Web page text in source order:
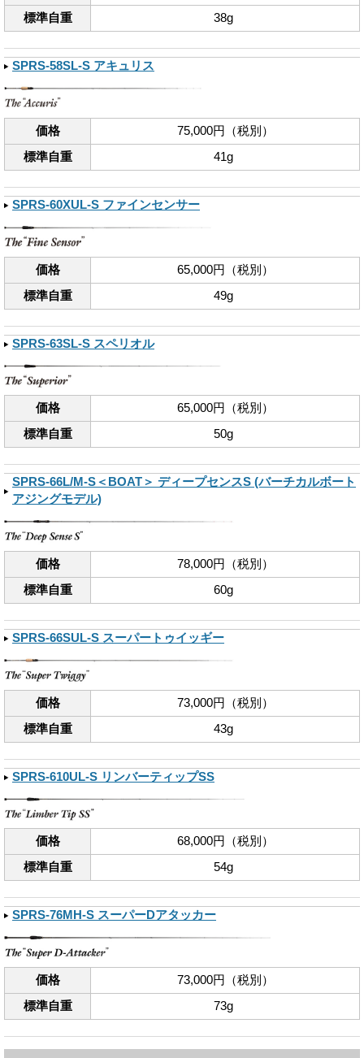
標準自重
38g
SPRS-58SL-S アキュリス
価格
75,000円（税別）
標準自重
41g
SPRS-60XUL-S ファインセンサー
価格
65,000円（税別）
標準自重
49g
SPRS-63SL-S スペリオル
価格
65,000円（税別）
標準自重
50g
SPRS-66L/M-S＜BOAT＞ ディープセンスS (バーチカルボート
アジングモデル)
価格
78,000円（税別）
標準自重
60g
SPRS-66SUL-S スーパートゥイッギー
価格
73,000円（税別）
標準自重
43g
SPRS-610UL-S リンバーティップSS
価格
68,000円（税別）
標準自重
54g
SPRS-76MH-S スーパーDアタッカー
価格
73,000円（税別）
標準自重
73g